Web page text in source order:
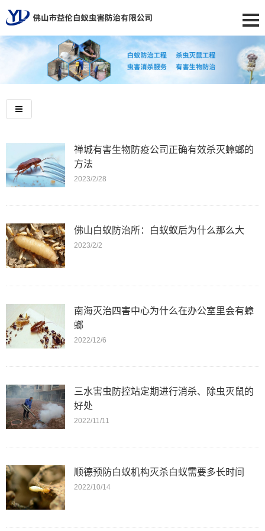
禅城有害生物防疫公司正确有效杀灭蟑螂的
方法
2023/2/28
佛山白蚁防治所：白蚁蚁后为什么那么大
2023/2/2
南海灭治四害中心为什么在办公室里会有蟑
螂
2022/12/6
三水害虫防控站定期进行消杀、除虫灭鼠的
好处
2022/11/11
顺德预防白蚁机构灭杀白蚁需要多长时间
2022/10/14